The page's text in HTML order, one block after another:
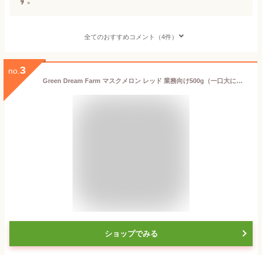
全てのおすすめコメント（4件）
no. 3
Green Dream Farm マスクメロン レッド 業務向け500g（一口大にカットした冷凍高級マスクメロン）【冷凍品同梱不可）（代引不可）（送料無料） IQF 赤肉 カットメロン 冷凍 デザート スイーツ IQF
ショップでみる